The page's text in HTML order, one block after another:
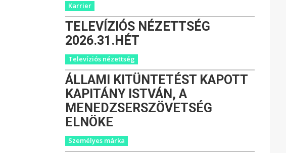
Karrier
TELEVÍZIÓS NÉZETTSÉG
2026.31.HÉT
Televíziós nézettség
ÁLLAMI KITÜNTETÉST KAPOTT
KAPITÁNY ISTVÁN, A
MENEDZSERSZÖVETSÉG
ELNÖKE
Személyes márka